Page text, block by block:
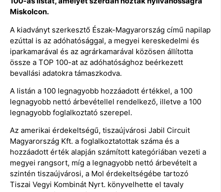
Miskolcon.
A kiadványt szerkesztő Észak-Magyarország című napilap
ezúttal is az adóhatósággal, a megyei kereskedelmi és
iparkamarával és az agrárkamarával közösen állította
össze a TOP 100-at az adóhatósághoz beérkezett
bevallási adatokra támaszkodva.
A listán a 100 legnagyobb hozzáadott értékkel, a 100
legnagyobb nettó árbevétellel rendelkező, illetve a 100
legnagyobb foglalkoztató szerepel.
Az amerikai érdekeltségű, tiszaújvárosi Jabil Circuit
Magyarország Kft. a foglalkoztatottak száma és a
hozzáadott érték alapján számított kategóriában vezeti a
megyei rangsort, míg a legnagyobb nettó árbevételt a
szintén tiszaújvárosi, a Mol érdekeltségébe tartozó
Tiszai Vegyi Kombinát Nyrt. könyvelhette el tavaly